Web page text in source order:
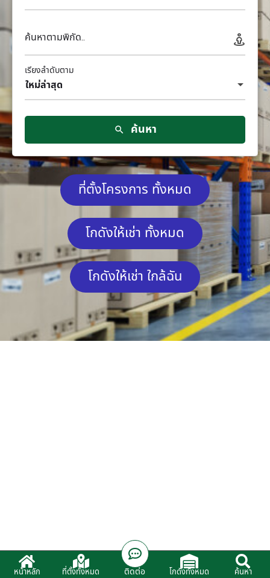
ค้นหาตามพิกัด..
ใหม่ล่าสุด
เรียงลำดับตาม
ค้นหา
ที่ตั้งโครงการ ทั้งหมด
โกดังให้เช่า ทั้งหมด
โกดังให้เช่า ใกล้ฉัน
หน้าหลัก ที่ตั้งทั้งหมด ติดต่อ โกดังทั้งหมด ค้นหา